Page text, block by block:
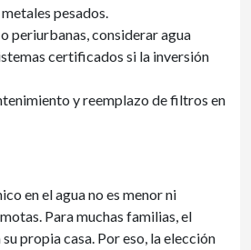
pesados.
periurbanas, considerar agua
certificados si la inversión
y reemplazo de filtros en
en el agua no es menor ni
Para muchas familias, el
propia casa. Por eso, la elección